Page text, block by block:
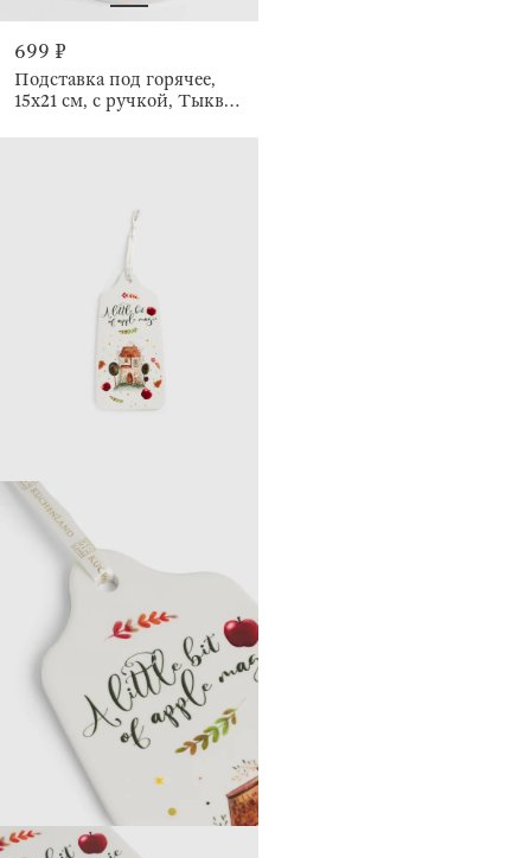
699 ₽
Подставка под горячее,
15x21 см, с ручкой, Тыквы,